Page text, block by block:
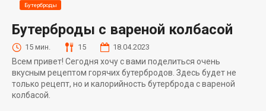
Бутерброды
Бутерброды с вареной колбасой
15 мин. 15 18.04.2023
Всем привет! Сегодня хочу с вами поделиться очень
вкусным рецептом горячих бутербродов. Здесь будет не
только рецепт, но и калорийность бутерброда с вареной
колбасой.